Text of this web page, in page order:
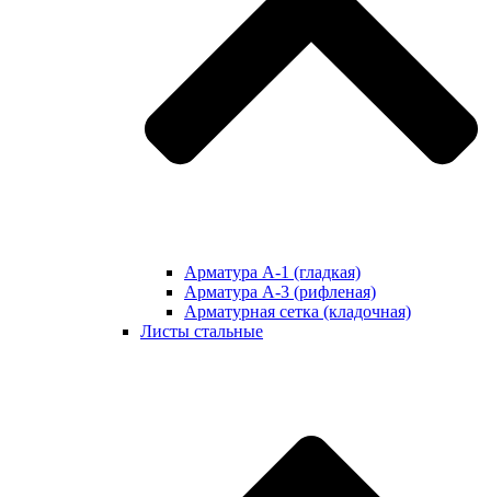
Арматура А-1 (гладкая)
Арматура А-3 (рифленая)
Арматурная сетка (кладочная)
Листы стальные